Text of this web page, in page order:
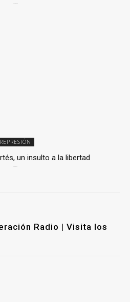
REPRESIÓN
un insulto a la libertad
Radio | Visita los